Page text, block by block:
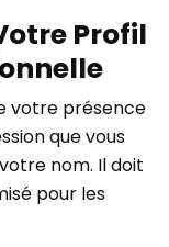
Profil
votre présence
que vous
nom. Il doit
pour les